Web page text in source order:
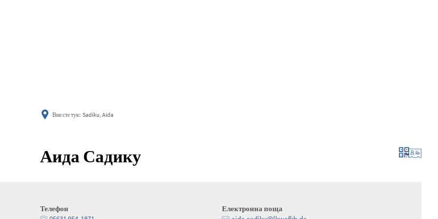
Вие сте тук: Sadiku, Aida
Аида Садику
Телефон Електронна поща